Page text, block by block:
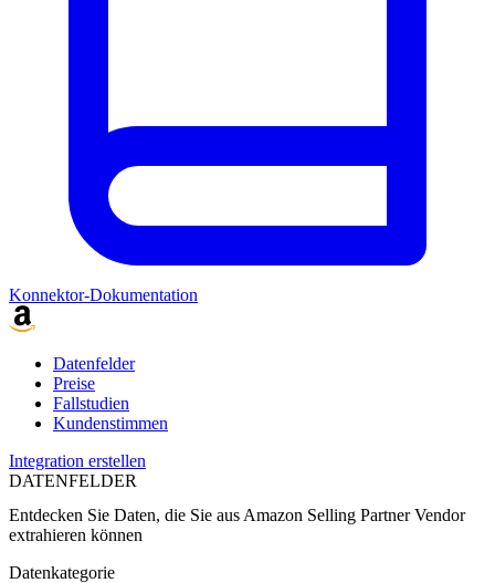
Konnektor-Dokumentation
Datenfelder
Preise
Fallstudien
Kundenstimmen
Integration erstellen
DATENFELDER
Entdecken Sie Daten, die Sie aus Amazon Selling Partner Vendor
extrahieren können
Datenkategorie